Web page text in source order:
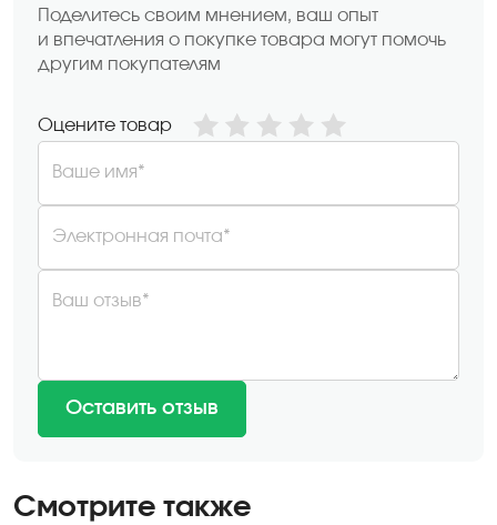
Поделитесь своим мнением, ваш опыт
и впечатления о покупке товара могут помочь
другим покупателям
Оцените товар
Ваше имя*
Электронная почта*
Ваш отзыв*
Оставить отзыв
Смотрите также